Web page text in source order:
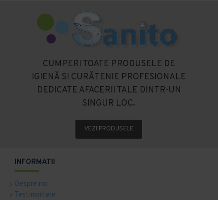
CUMPERI TOATE PRODUSELE DE
IGIENĂ SI CURĂTENIE PROFESIONALE
DEDICATE AFACERII TALE DINTR-UN
SINGUR LOC.
VEZI PRODUSELE
INFORMATII
Despre noi
Testimoniale